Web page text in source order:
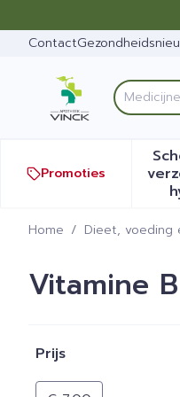
Contact
Promoties
Home / Dieet, voeding
Vitamine B
Prijs